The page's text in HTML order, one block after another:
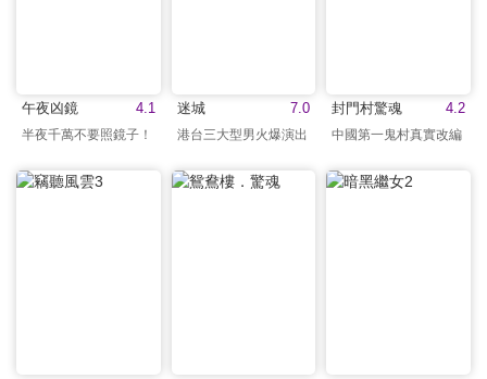
4.1
午夜凶鏡
半夜千萬不要照鏡子！
7.0
迷城
港台三大型男火爆演出
4.2
封門村驚魂
中國第一鬼村真實改編